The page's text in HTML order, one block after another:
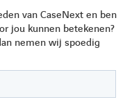
van CaseNext en ben
jou kunnen betekenen?
nemen wij spoedig